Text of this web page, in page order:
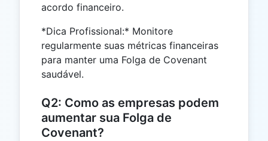
acordo financeiro.
*Dica Profissional:* Monitore
regularmente suas métricas financeiras
para manter uma Folga de Covenant
saudável.
Q2: Como as empresas podem
aumentar sua Folga de
Covenant?